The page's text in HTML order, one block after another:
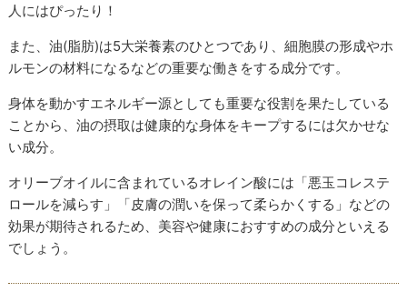
人にはぴったり！
また、油(脂肪)は5大栄養素のひとつであり、細胞膜の形成やホ
ルモンの材料になるなどの重要な働きをする成分です。
身体を動かすエネルギー源としても重要な役割を果たしている
ことから、油の摂取は健康的な身体をキープするには欠かせな
い成分。
オリーブオイルに含まれているオレイン酸には「悪玉コレステ
ロールを減らす」「皮膚の潤いを保って柔らかくする」などの
効果が期待されるため、美容や健康におすすめの成分といえる
でしょう。